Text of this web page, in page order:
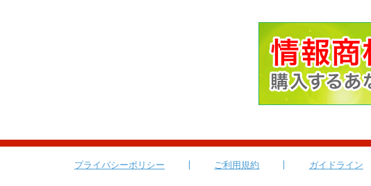
プライバシーポリシー ご利用規約 ガイドライン